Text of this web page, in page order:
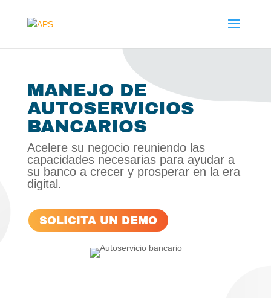
MANEJO DE
AUTOSERVICIOS
BANCARIOS
Acelere su negocio reuniendo las
capacidades necesarias para ayudar a
su banco a crecer y prosperar en la era
digital.
SOLICITA UN DEMO